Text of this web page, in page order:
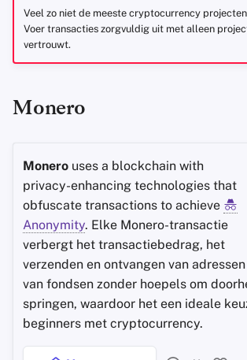
Veel zo niet de meeste cryptocurrency
Voer transacties zorgvuldig uit met alleen
vertrouwt.
Monero
Monero uses a blockchain with
privacy-enhancing technologies that
obfuscate transactions to achieve
Anonymity. Elke Monero-transactie
verbergt het transactiebedrag, het
verzenden en ontvangen van
van fondsen zonder hoepels om
springen, waardoor het een ideale
beginners met cryptocurrency.